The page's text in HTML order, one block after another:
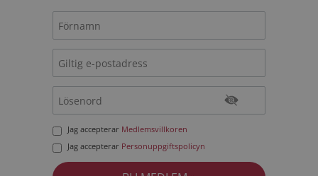
Jag accepterar Medlemsvillkoren
Jag accepterar Personuppgiftspolicyn